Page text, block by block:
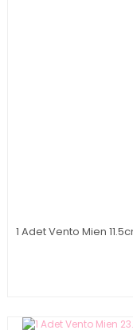
1 Adet Vento Mien